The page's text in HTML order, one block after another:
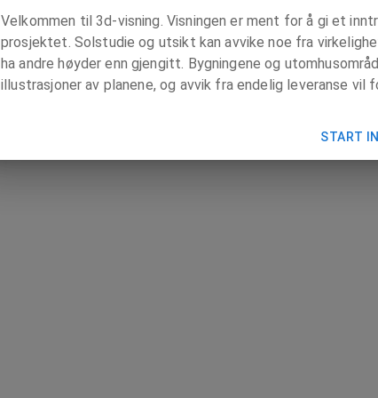
Velkommen til 3d-visning. Visningen er ment for å gi et
prosjektet. Solstudie og utsikt kan avvike noe fra
ha andre høyder enn gjengitt. Bygningene og
illustrasjoner av planene, og avvik fra endelig leveranse vil
START